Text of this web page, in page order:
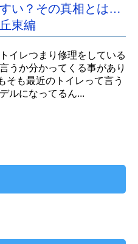
い？その真相とは…
東編
イレつまり修理をしている
うか分かってくる事があり
そも最近のトイレって言う
ルになってるん...